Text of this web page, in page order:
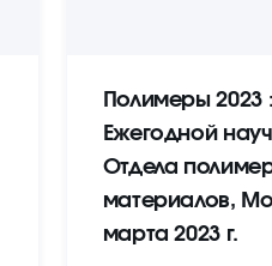
Полимеры 2023
Ежегодной
Отдела
материалов,
марта 2023 г.